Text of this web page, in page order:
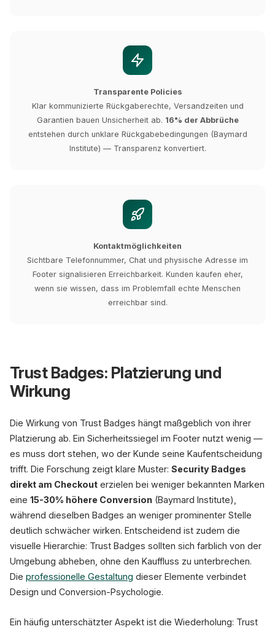
Transparente Policies
Klar kommunizierte Rückgaberechte, Versandzeiten und
Garantien bauen Unsicherheit ab. 16% der Abbrüche
entstehen durch unklare Rückgabebedingungen (Baymard
Institute) — Transparenz konvertiert.
Kontaktmöglichkeiten
Sichtbare Telefonnummer, Chat und physische Adresse im
Footer signalisieren Erreichbarkeit. Kunden kaufen eher,
wenn sie wissen, dass im Problemfall echte Menschen
erreichbar sind.
Trust Badges: Platzierung und
Wirkung
Die Wirkung von Trust Badges hängt maßgeblich von ihrer
Platzierung ab. Ein Sicherheitssiegel im Footer nutzt wenig —
es muss dort stehen, wo der Kunde seine Kaufentscheidung
trifft. Die Forschung zeigt klare Muster: Security Badges
direkt am Checkout erzielen bei weniger bekannten Marken
eine 15-30% höhere Conversion (Baymard Institute),
während dieselben Badges an weniger prominenter Stelle
deutlich schwächer wirken. Entscheidend ist zudem die
visuelle Hierarchie: Trust Badges sollten sich farblich von der
Umgebung abheben, ohne den Kauffluss zu unterbrechen.
Die professionelle Gestaltung dieser Elemente verbindet
Design und Conversion-Psychologie.
Ein häufig unterschätzter Aspekt ist die Wiederholung: Trust